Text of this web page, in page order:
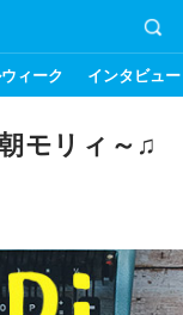
ィーク インタビュー
モリィ～♫